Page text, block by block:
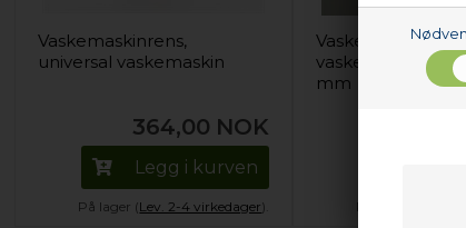
Vaskemaskinrens,
universal vaskemaskin
364,00 NOK
Legg i kurven
På lager (Lev. 2-4 virkedager).
Vaskepose,
vaskemaskin -
mm
På lager ( Lev.